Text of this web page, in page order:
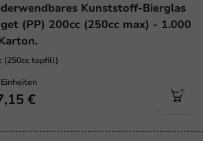
Kunststoff-Bierglas
(PP) 200cc (250cc max) - 1.000
(250cc topfill)
€